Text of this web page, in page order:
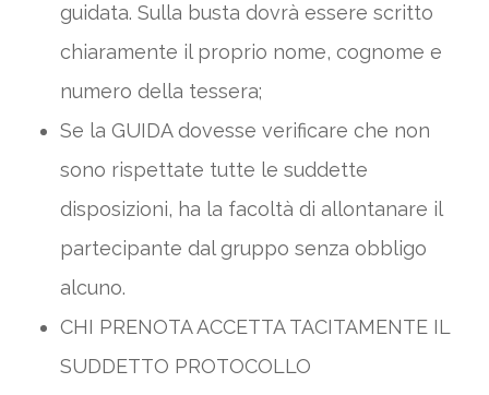
guidata. Sulla busta dovrà essere scritto
chiaramente il proprio nome, cognome e
numero della tessera;
Se la GUIDA dovesse verificare che non
sono rispettate tutte le suddette
disposizioni, ha la facoltà di allontanare il
partecipante dal gruppo senza obbligo
alcuno.
CHI PRENOTA ACCETTA TACITAMENTE IL
SUDDETTO PROTOCOLLO